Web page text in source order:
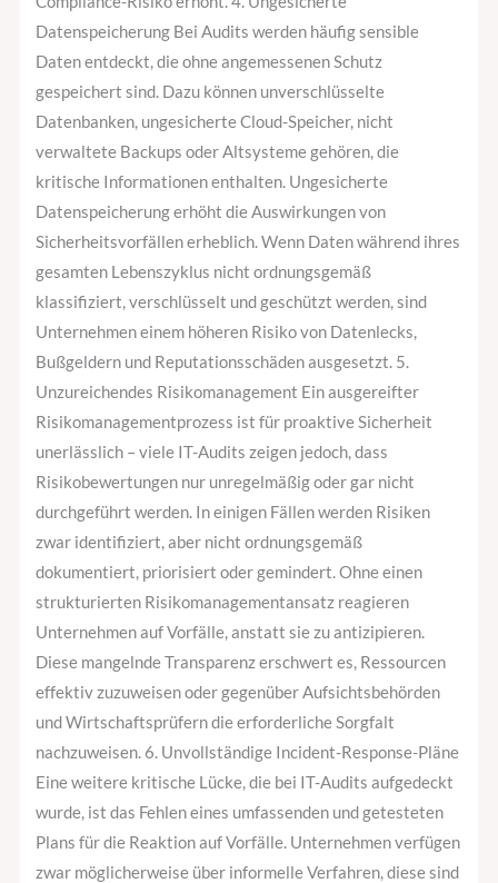
Datenspeicherung Bei Audits werden häufig sensible
Daten entdeckt, die ohne angemessenen Schutz
gespeichert sind. Dazu können unverschlüsselte
Datenbanken, ungesicherte Cloud-Speicher, nicht
verwaltete Backups oder Altsysteme gehören, die
kritische Informationen enthalten. Ungesicherte
Datenspeicherung erhöht die Auswirkungen von
Sicherheitsvorfällen erheblich. Wenn Daten während ihres
gesamten Lebenszyklus nicht ordnungsgemäß
klassifiziert, verschlüsselt und geschützt werden, sind
Unternehmen einem höheren Risiko von Datenlecks,
Bußgeldern und Reputationsschäden ausgesetzt. 5.
Unzureichendes Risikomanagement Ein ausgereifter
Risikomanagementprozess ist für proaktive Sicherheit
unerlässlich – viele IT-Audits zeigen jedoch, dass
Risikobewertungen nur unregelmäßig oder gar nicht
durchgeführt werden. In einigen Fällen werden Risiken
zwar identifiziert, aber nicht ordnungsgemäß
dokumentiert, priorisiert oder gemindert. Ohne einen
strukturierten Risikomanagementansatz reagieren
Unternehmen auf Vorfälle, anstatt sie zu antizipieren.
Diese mangelnde Transparenz erschwert es, Ressourcen
effektiv zuzuweisen oder gegenüber Aufsichtsbehörden
und Wirtschaftsprüfern die erforderliche Sorgfalt
nachzuweisen. 6. Unvollständige Incident-Response-Pläne
Eine weitere kritische Lücke, die bei IT-Audits aufgedeckt
wurde, ist das Fehlen eines umfassenden und getesteten
Plans für die Reaktion auf Vorfälle. Unternehmen verfügen
zwar möglicherweise über informelle Verfahren, diese sind